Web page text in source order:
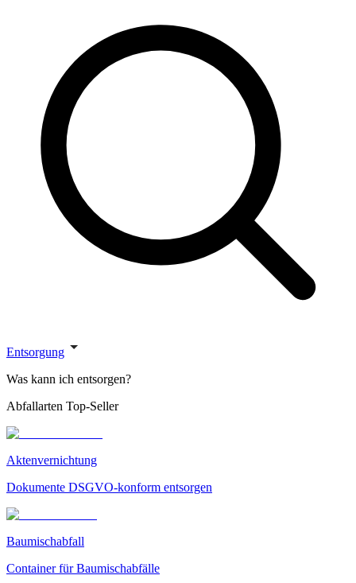
Entsorgung
Was kann ich entsorgen?
Abfallarten Top-Seller
Aktenvernichtung
Dokumente DSGVO-konform entsorgen
Baumischabfall
Container für Baumischabfälle